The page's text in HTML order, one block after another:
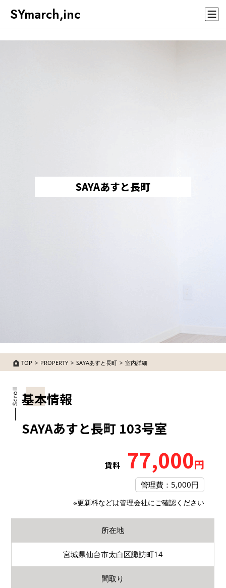
SYmarch,inc
SAYAあすと長町
TOP PROPERTY SAYAあすと長町 室内詳細
基本情報
SAYAあすと長町 103号室
賃料 77,000円
管理費：5,000円
※更新料などは管理会社にご確認ください
所在地
宮城県仙台市太白区諏訪町14
間取り